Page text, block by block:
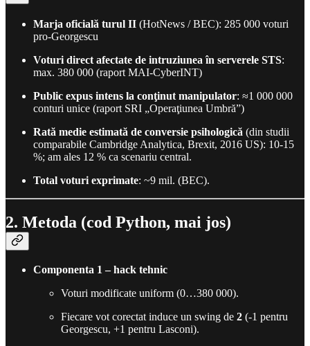
Marja oficială turul II (HotNews / BEC): 285 000 voturi
pro-Georgescu
Voturi direct afectate de intruziunea în serverele STS:
max. 380 000 (raport MAI-CyberINT)
Public expus intens la conţinut manipulator: ≈1 000 000
conturi unice (raport SRI „Operaţiunea Umbră”)
Rată medie estimată de conversie psihologică (din studii
comparabile Cambridge Analytica, Brexit, 2016 US): 10-15
%; am ales 12 % ca scenariu central.
Total voturi exprimate: ~9 mil. (BEC).
2. Metoda (cod Python, mai jos)
Componenta 1 – hack tehnic
Voturi modificate uniform (0…380 000).
Fiecare vot corectat induce un swing de 2 (-1 pentru
Georgescu, +1 pentru Lasconi).